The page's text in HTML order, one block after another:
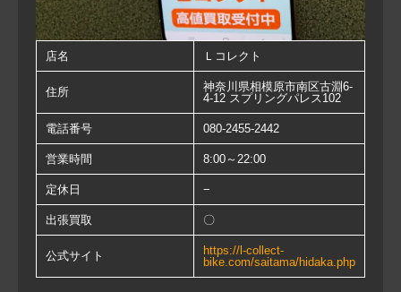
店名 Ｌコレクト
住所
神奈川県相模原市南区古淵6-
4-12 スプリングパレス102
電話番号 080-2455-2442
営業時間 8:00～22:00
定休日 −
出張買取 〇
公式サイト
https://l-collect-
bike.com/saitama/hidaka.php